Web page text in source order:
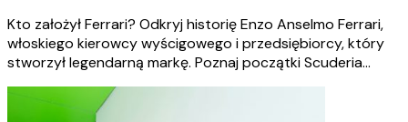
Kto założył Ferrari? Odkryj historię Enzo Anselmo Ferrari,
włoskiego kierowcy wyścigowego i przedsiębiorcy, który
stworzył legendarną markę. Poznaj początki Scuderia…